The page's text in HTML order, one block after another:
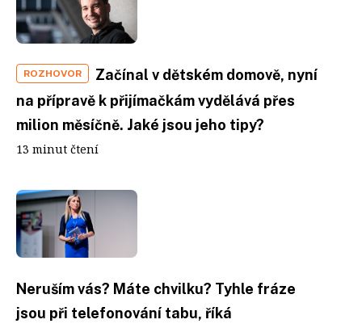
ROZHOVOR
Začínal v dětském domově, nyní
na přípravě k přijímačkám vydělává přes
milion měsíčně. Jaké jsou jeho tipy?
13 minut čtení
Neruším vás? Máte chvilku? Tyhle fráze
jsou při telefonování tabu, říká